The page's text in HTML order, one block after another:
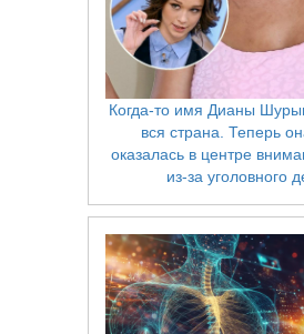
Когда-то имя Дианы
вся страна. Теперь
оказалась в центре
из-за уголовного